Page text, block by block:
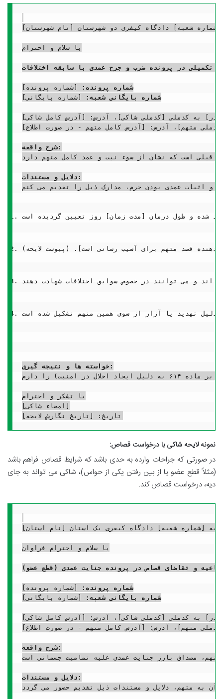
[شماره شعبه] دادگاه کیفری دو شهرستان [نام شهرستان]
با سلام و احترام
تکمیلی در پرونده ضرب و جرح عمدی با سابقه اختلافات
شماره پرونده: [شماره پرونده]
شماره بایگانی شعبه:
[شماره بایگانی]
متهم]، آدرس: [آدرس کامل متهم - در صورت اطلاع]
شرح واقعه:
واقعه، ادامه ی همان سلسله آزار و اذیت های قبلی است که نشان از سوء نیت و عمد کامل متهم دارد.
دلایل و مستندات:
قصد متهم برای آسیب رسانی است]. (پیوست لایحه)
خواسته ها و نتیجه گیری:
با عنایت به سوابق اختلافات و حملات قبلی و دلایل و مستندات موجود که به وضوح نشان دهنده عمد و سوء نیت متهم در ایراد ضرب و جرح به اینجانب می باشد، از محضر محترم دادگاه تقاضای رسیدگی قاطع و صدور حکم محکومیت متهم آقای/خانم [نام متهم] به مجازات قانونی شامل دیه کامل جراحات و مجازات تعزیری مقرر در قانون مجازات اسلامی (با تأکید بر ماده ۶۱۴ به دلیل ایجاد اخلال در امنیت) را دارم.
با تشکر و احترام
[امضاء شاکی]
نمونه لایحه شاکی با درخواست قصاص:
در صورتی که جراحات وارده به حدی باشد که شرایط قصاص فراهم باشد
(مثلاً قطع عضو یا از بین رفتن یکی از حواس)، شاکی می تواند به جای
دیه، درخواست قصاص کند.
[شماره شعبه] دادگاه کیفری یک استان [نام استان]
با سلام و احترام فراوان
و تقاضای قصاص در پرونده جنایت عمدی (قطع عضو)
شماره پرونده: [شماره پرونده]
شماره بایگانی شعبه:
[شماره بایگانی]
متهم]، آدرس: [آدرس کامل متهم - در صورت اطلاع]
شرح واقعه:
عمل متهم، مصداق بارز جنایت عمدی علیه تمامیت جسمانی است.
دلایل و مستندات: